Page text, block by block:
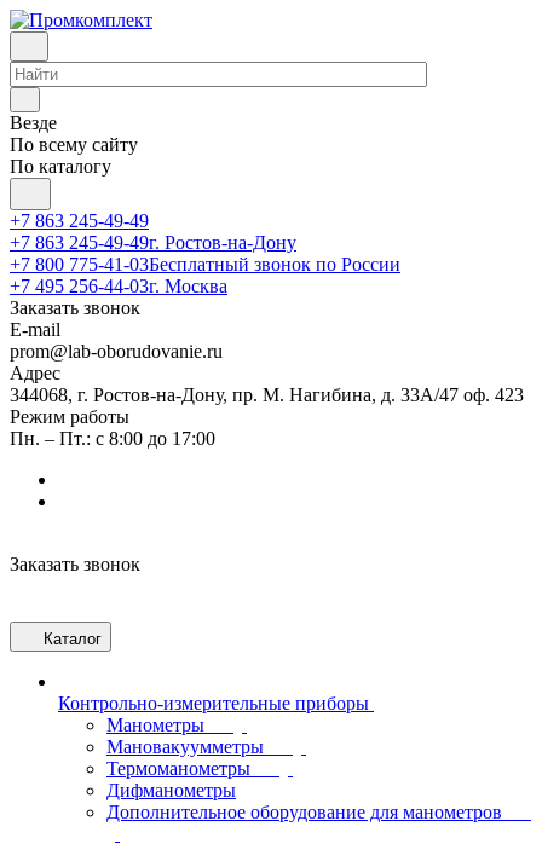
Везде
По всему сайту
По каталогу
+7 863 245-49-49
+7 863 245-49-49г. Ростов-на-Дону
+7 800 775-41-03Бесплатный звонок по России
+7 495 256-44-03г. Москва
Заказать звонок
E-mail
prom@lab-oborudovanie.ru
Адрес
344068, г. Ростов-на-Дону, пр. М. Нагибина, д. 33А/47 оф. 423
Режим работы
Пн. – Пт.: с 8:00 до 17:00
Заказать звонок
Каталог
Контрольно-измерительные приборы
Манометры
Мановакуумметры
Термоманометры
Дифманометры
Дополнительное оборудование для манометров